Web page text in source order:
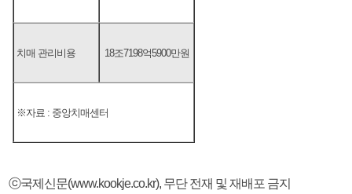
치매 관리비용 18조7198억5900만원
※자료 : 중앙치매센터
ⓒ국제신문(www.kookje.co.kr), 무단 전재 및 재배포 금지